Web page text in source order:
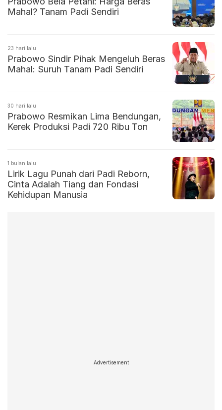
Mahal? Tanam Padi Sendiri
23 hari lalu
Prabowo Sindir Pihak Mengeluh Beras
Mahal: Suruh Tanam Padi Sendiri
30 hari lalu
Prabowo Resmikan Lima Bendungan,
Kerek Produksi Padi 720 Ribu Ton
1 bulan lalu
Lirik Lagu Punah dari Padi Reborn,
Cinta Adalah Tiang dan Fondasi
Kehidupan Manusia
Advertisement